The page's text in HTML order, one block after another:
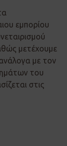
εμπορίου
μετέχουμε
με τον
του
στις